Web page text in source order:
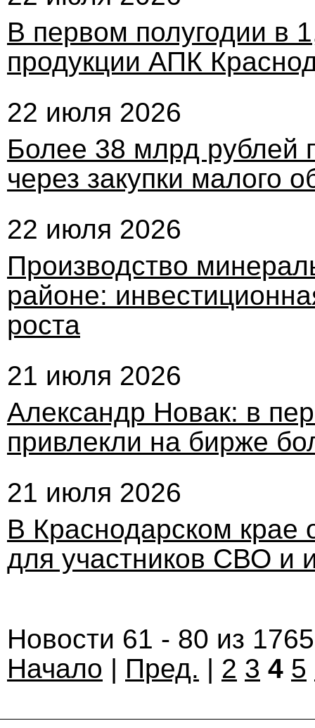
В первом полугодии в
продукции АПК
22 июля 2026
Более 38 млрд рублей
через закупки
22 июля 2026
Производство
районе:
роста
21 июля 2026
Александр Новак: в
привлекли на бирже
21 июля 2026
В Краснодарском крае
для участников СВО и
Новости 61 - 80 из
Начало | Пред. | 2 3 4 5